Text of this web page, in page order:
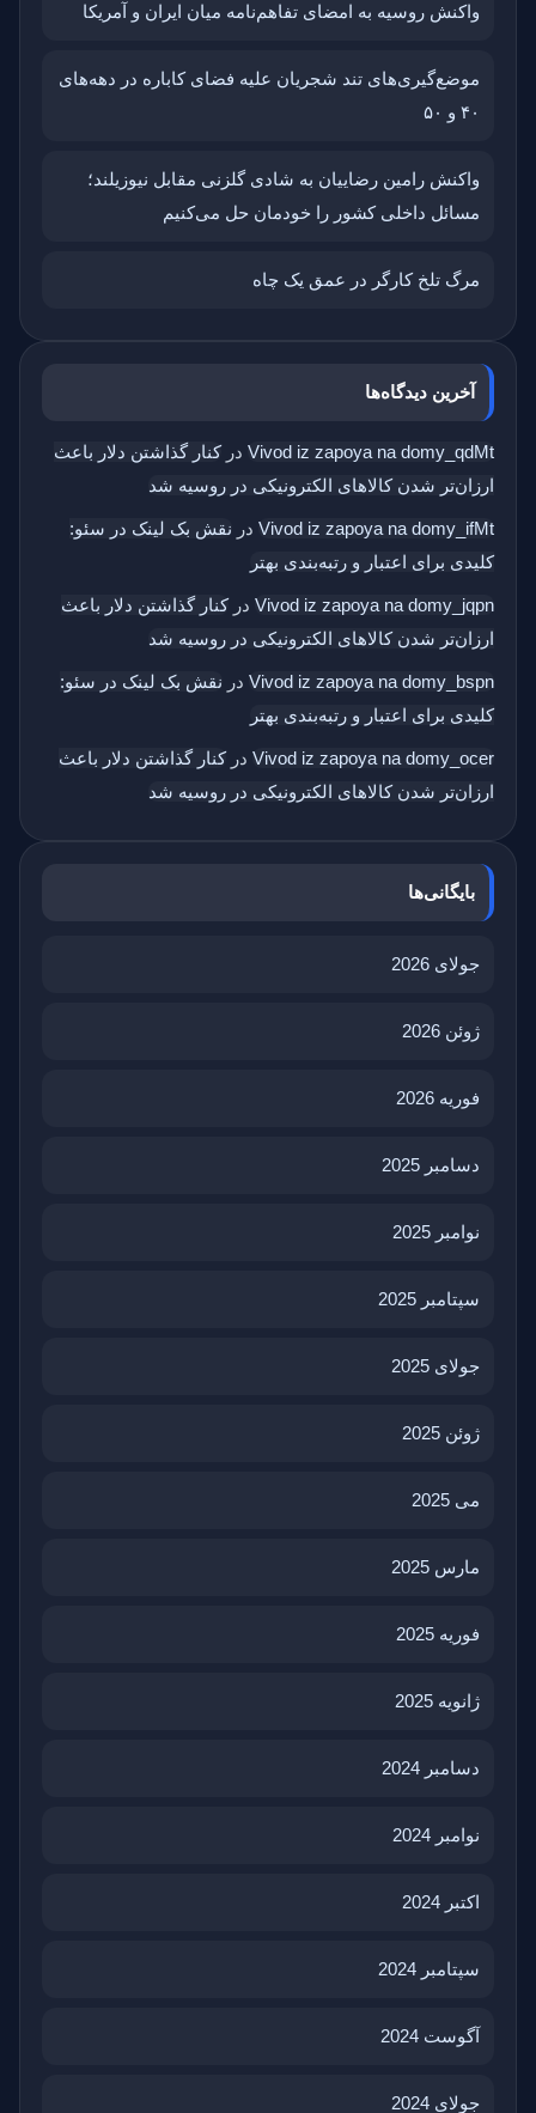
واکنش روسیه به امضای تفاهم‌نامه میان ایران و آمریکا
موضع‌گیری‌های تند شجریان علیه فضای کاباره در دهه‌های
۴۰ و ۵۰
واکنش رامین رضاییان به شادی گلزنی مقابل نیوزیلند؛
مسائل داخلی کشور را خودمان حل می‌کنیم
مرگ تلخ کارگر در عمق یک چاه
آخرین دیدگاه‌ها
Vivod iz zapoya na domy_qdMt درکنار گذاشتن دلار باعث
ارزان‌تر شدن کالاهای الکترونیکی در روسیه شد
Vivod iz zapoya na domy_ifMt در نقش بک‌ لینک در سئو:
کلیدی برای اعتبار و رتبه‌بندی بهتر
Vivod iz zapoya na domy_jqpn درکنار گذاشتن دلار باعث
ارزان‌تر شدن کالاهای الکترونیکی در روسیه شد
Vivod iz zapoya na domy_bspn در نقش بک‌ لینک در سئو:
کلیدی برای اعتبار و رتبه‌بندی بهتر
Vivod iz zapoya na domy_ocer درکنار گذاشتن دلار باعث
ارزان‌تر شدن کالاهای الکترونیکی در روسیه شد
بایگانی‌ها
جولای 2026
ژوئن 2026
فوریه 2026
دسامبر 2025
نوامبر 2025
سپتامبر 2025
جولای 2025
ژوئن 2025
می 2025
مارس 2025
فوریه 2025
ژانویه 2025
دسامبر 2024
نوامبر 2024
اکتبر 2024
سپتامبر 2024
آگوست 2024
جولای 2024